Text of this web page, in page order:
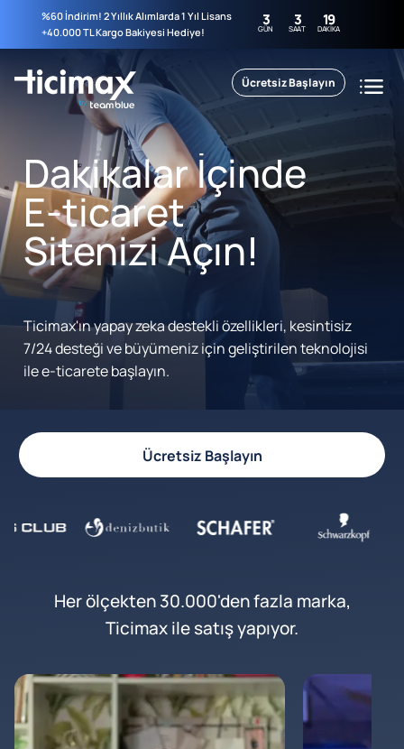
%60 İndirim! 2 Yıllık Alımlarda 1 Yıl Lisans
+40.000 TL Kargo Bakiyesi Hediye!
3
GÜN 3
SAAT 19
DAKIKA
Ücretsiz Başlayın
Dakikalar İçinde
E-ticaret
Sitenizi Açın!
Ticimax'ın yapay zeka destekli özellikleri, kesintisiz
7/24 desteği ve büyümeniz için geliştirilen teknolojisi
ile e-ticarete başlayın.
Ücretsiz Başlayın
Her ölçekten 30.000'den fazla marka,
Ticimax ile satış yapıyor.